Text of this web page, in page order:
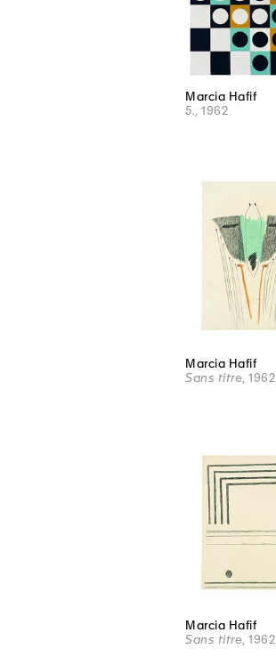
Marcia Hafif
5. , 1962
Marcia Hafif
Sans titre , 1962
Marcia Hafif
Sans titre , 1962